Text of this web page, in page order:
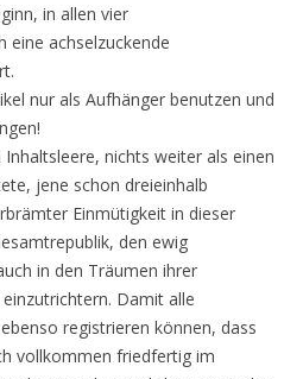
in allen vier
eine achselzuckende
nur als Aufhänger benutzen und
nichts weiter als einen
jene schon dreieinhalb
Einmütigkeit in dieser
den ewig
in den Träumen ihrer
Damit alle
registrieren können, dass
vollkommen friedfertig im